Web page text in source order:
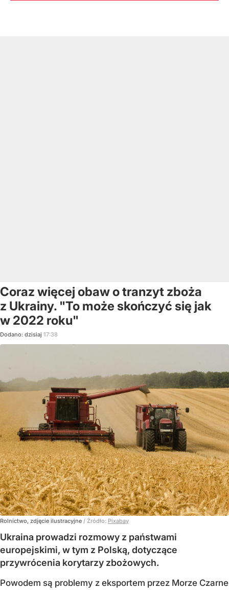
Coraz więcej obaw o tranzyt zboża
z Ukrainy. "To może skończyć się jak
w 2022 roku"
Dodano: dzisiaj 17:38
Rolnictwo, zdjęcie ilustracyjne / Źródło: Pixabay
Ukraina prowadzi rozmowy z państwami
europejskimi, w tym z Polską, dotyczące
przywrócenia korytarzy zbożowych.
Powodem są problemy z eksportem przez Morze Czarne